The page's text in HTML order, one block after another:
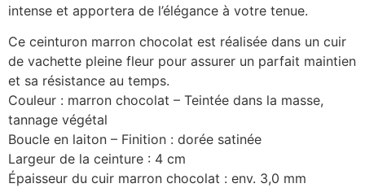
intense et apportera de l’élégance à votre tenue.
Ce ceinturon marron chocolat est réalisée dans un cuir
de vachette pleine fleur pour assurer un parfait maintien
et sa résistance au temps.
Couleur : marron chocolat – Teintée dans la masse,
tannage végétal
Boucle en laiton – Finition : dorée satinée
Largeur de la ceinture : 4 cm
Épaisseur du cuir marron chocolat : env. 3,0 mm